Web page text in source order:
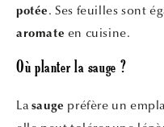
potée . Ses feuilles sont
aromate en cuisine.
Où planter la sauge ?
La sauge préfère un